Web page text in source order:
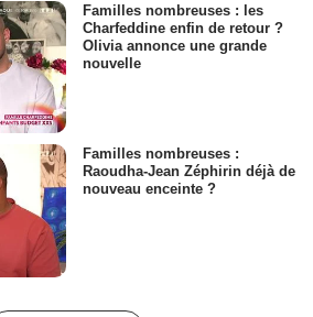
Familles nombreuses : les
Charfeddine enfin de retour ?
Olivia annonce une grande
nouvelle
Familles nombreuses :
Raoudha-Jean Zéphirin déjà de
nouveau enceinte ?